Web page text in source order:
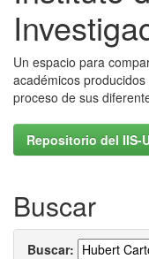
Un espacio para
académicos
proceso de sus
Repositorio del IIS-
Buscar
Buscar: